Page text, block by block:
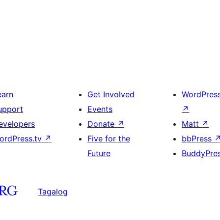
↗
Get Involved
Events
Donate ↗
Five for the
Future
↗
Matt ↗
bbPress
Tagalog